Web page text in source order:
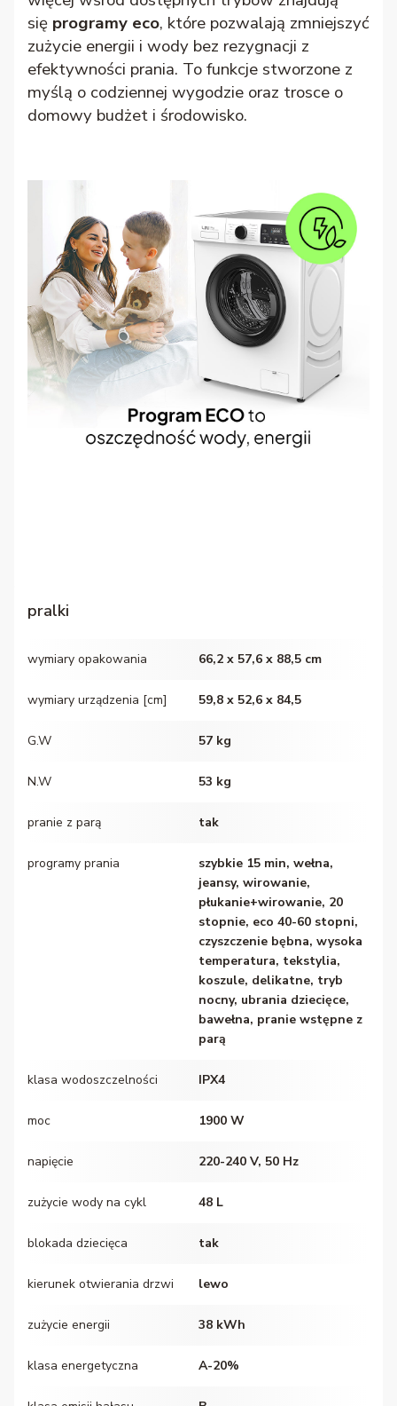
się programy eco, które pozwalają zmniejszyć
zużycie energii i wody bez rezygnacji z
efektywności prania. To funkcje stworzone z
myślą o codziennej wygodzie oraz trosce o
domowy budżet i środowisko.
pralki
wymiary opakowania 66,2 x 57,6 x 88,5 cm
wymiary urządzenia [cm] 59,8 x 52,6 x 84,5
G.W 57 kg
N.W 53 kg
pranie z parą tak
programy prania
szybkie 15 min, wełna,
jeansy, wirowanie,
płukanie+wirowanie, 20
stopnie, eco 40-60 stopni,
czyszczenie bębna, wysoka
temperatura, tekstylia,
koszule, delikatne, tryb
nocny, ubrania dziecięce,
bawełna, pranie wstępne z
parą
klasa wodoszczelności IPX4
moc 1900 W
napięcie 220-240 V, 50 Hz
zużycie wody na cykl 48 L
blokada dziecięca tak
kierunek otwierania drzwi lewo
zużycie energii 38 kWh
klasa energetyczna A-20%